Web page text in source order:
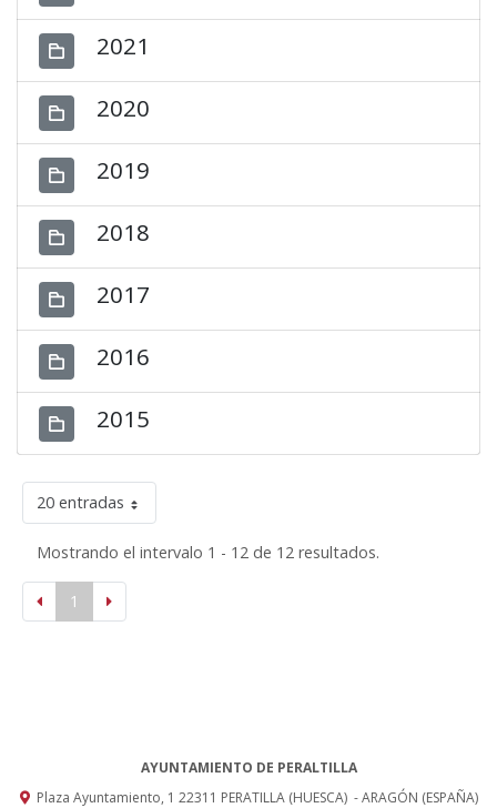
2021
2020
2019
2018
2017
2016
2015
20 entradas
Mostrando el intervalo 1 - 12 de 12 resultados.
1
AYUNTAMIENTO DE PERALTILLA
Plaza Ayuntamiento, 1 22311 PERATILLA (HUESCA) - ARAGÓN (ESPAÑA)